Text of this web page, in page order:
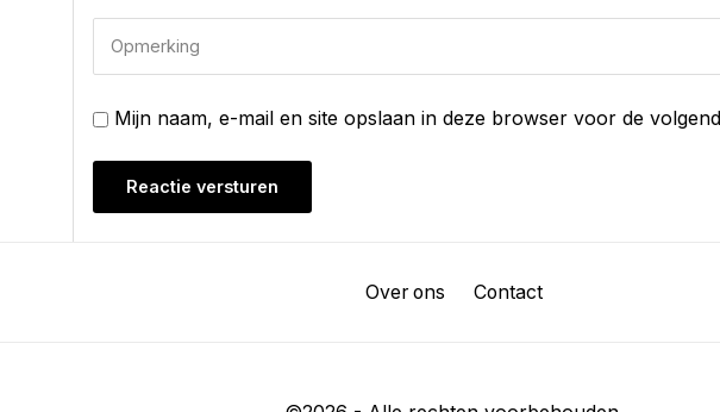
Mijn naam, e-mail en site opslaan in deze browser voor de
Over ons Contact